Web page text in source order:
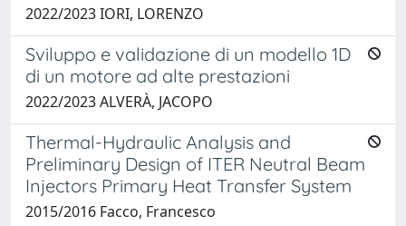
2022/2023 IORI, LORENZO
Sviluppo e validazione di un modello 1D
di un motore ad alte prestazioni
2022/2023 ALVERÀ, JACOPO
Thermal-Hydraulic Analysis and
Preliminary Design of ITER Neutral Beam
Injectors Primary Heat Transfer System
2015/2016 Facco, Francesco